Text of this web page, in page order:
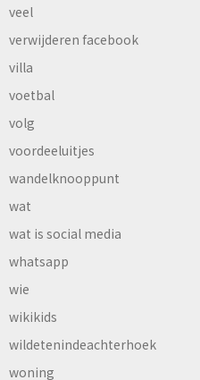
veel
verwijderen facebook
villa
voetbal
volg
voordeeluitjes
wandelknooppunt
wat
wat is social media
whatsapp
wie
wikikids
wildetenindeachterhoek
woning